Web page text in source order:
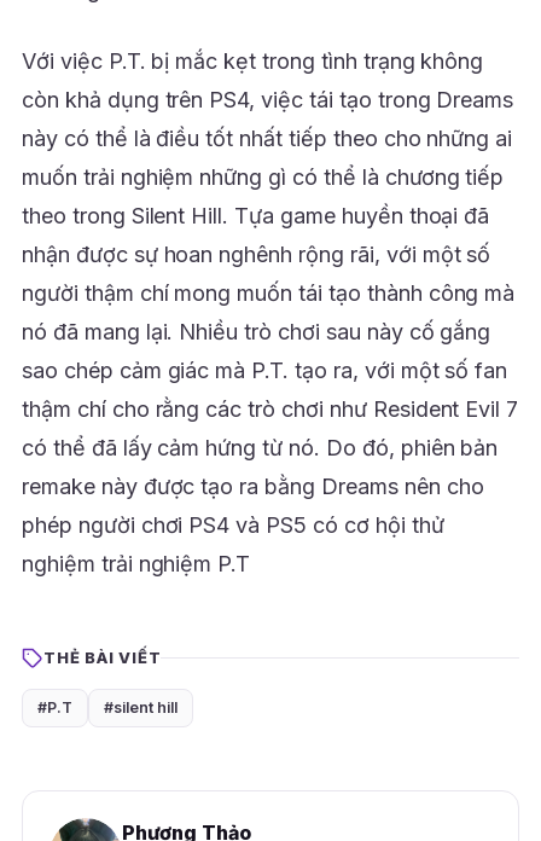
Với việc P.T. bị mắc kẹt trong tình trạng không
còn khả dụng trên PS4, việc tái tạo trong Dreams
này có thể là điều tốt nhất tiếp theo cho những ai
muốn trải nghiệm những gì có thể là chương tiếp
theo trong Silent Hill. Tựa game huyền thoại đã
nhận được sự hoan nghênh rộng rãi, với một số
người thậm chí mong muốn tái tạo thành công mà
nó đã mang lại. Nhiều trò chơi sau này cố gắng
sao chép cảm giác mà P.T. tạo ra, với một số fan
thậm chí cho rằng các trò chơi như Resident Evil 7
có thể đã lấy cảm hứng từ nó. Do đó, phiên bản
remake này được tạo ra bằng Dreams nên cho
phép người chơi PS4 và PS5 có cơ hội thử
nghiệm trải nghiệm P.T
THẺ BÀI VIẾT
#P.T #silent hill
Phương Thảo